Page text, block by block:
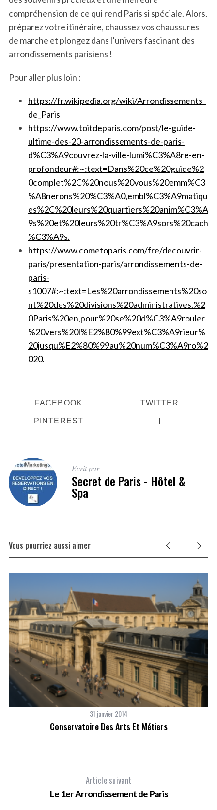
compréhension de ce qui rend Paris si spéciale. Alors,
préparez votre itinéraire, chaussez vos chaussures
de marche et plongez dans l’univers fascinant des
arrondissements parisiens !
Pour aller plus loin :
https://fr.wikipedia.org/wiki/Arrondissements_
de_Paris
https://www.toitdeparis.com/post/le-guide-
ultime-des-20-arrondissements-de-paris-
d%C3%A9couvrez-la-ville-lumi%C3%A8re-en-
profondeur#:~:text=Dans%20ce%20guide%2
0complet%2C%20nous%20vous%20emm%C3
%A8nerons%20%C3%A0,embl%C3%A9matiqu
es%2C%20leurs%20quartiers%20anim%C3%A
9s%20et%20leurs%20tr%C3%A9sors%20cach
%C3%A9s.
https://www.cometoparis.com/fre/decouvrir-
paris/presentation-paris/arrondissements-de-
paris-
s1007#:~:text=Les%20arrondissements%20so
nt%20des%20divisions%20administratives.%2
0Paris%20en,pour%20se%20d%C3%A9rouler
%20vers%20l%E2%80%99ext%C3%A9rieur%
20jusqu%E2%80%99au%20num%C3%A9ro%2
020.
FACEBOOK TWITTER
PINTEREST
Ecrit par
Secret de Paris - Hôtel &
Spa
Vous pourriez aussi aimer
31 janvier 2014
Conservatoire Des Arts Et Métiers
Article suivant
Le 1er Arrondissement de Paris